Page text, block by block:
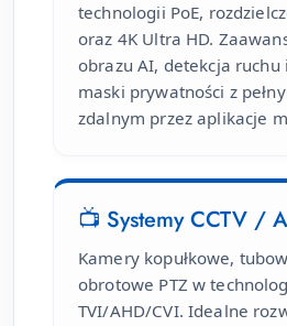
technologii PoE,
oraz 4K Ultra HD.
obrazu AI, detekcja
maski prywatności z
zdalnym przez aplikacje
📺 Systemy CCTV /
Kamery kopułkowe,
obrotowe PTZ w
TVI/AHD/CVI. Idealne